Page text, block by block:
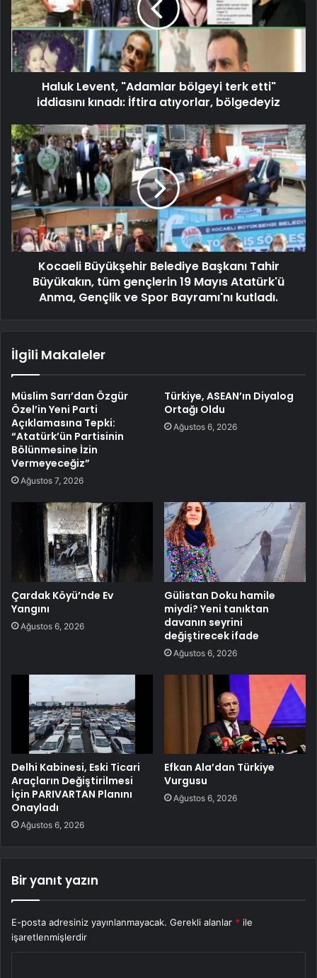
Haluk Levent, "Adamlar bölgeyi terk etti"
iddiasını kınadı: İftira atıyorlar, bölgedeyiz
Kocaeli Büyükşehir Belediye Başkanı Tahir
Büyükakın, tüm gençlerin 19 Mayıs Atatürk'ü
Anma, Gençlik ve Spor Bayramı'nı kutladı.
İlgili Makaleler
Müslim Sarı’dan Özgür
Özel’in Yeni Parti
Açıklamasına Tepki:
“Atatürk’ün Partisinin
Bölünmesine İzin
Vermeyeceğiz”
Ağustos 7, 2026
Türkiye, ASEAN’ın Diyalog
Ortağı Oldu
Ağustos 6, 2026
Çardak Köyü’nde Ev
Yangını
Ağustos 6, 2026
Gülistan Doku hamile
miydi? Yeni tanıktan
davanın seyrini
değiştirecek ifade
Ağustos 6, 2026
Delhi Kabinesi, Eski Ticari
Araçların Değiştirilmesi
İçin PARIVARTAN Planını
Onayladı
Ağustos 6, 2026
Efkan Ala’dan Türkiye
Vurgusu
Ağustos 6, 2026
Bir yanıt yazın
E-posta adresiniz yayınlanmayacak. Gerekli alanlar * ile
işaretlenmişlerdir